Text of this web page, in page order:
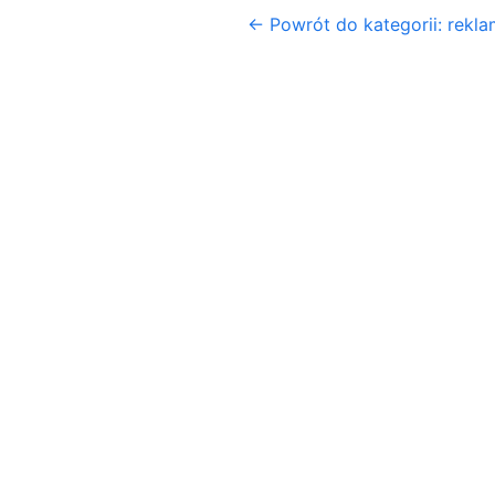
← Powrót do kategorii: